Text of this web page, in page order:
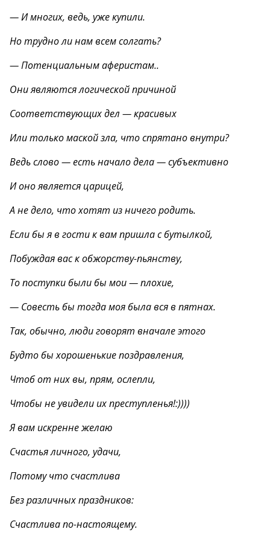
— И многих, ведь, уже купили.
Но трудно ли нам всем солгать?
— Потенциальным аферистам..
Они являются логической причиной
Соответствующих дел — красивых
Или только маской зла, что спрятано внутри?
Ведь слово — есть начало дела — субъективно
И оно является царицей,
А не дело, что хотят из ничего родить.
Если бы я в гости к вам пришла с бутылкой,
Побуждая вас к обжорству-пьянству,
То поступки были бы мои — плохие,
— Совесть бы тогда моя была вся в пятнах.
Так, обычно, люди говорят вначале этого
Будто бы хорошенькие поздравления,
Чтоб от них вы, прям, ослепли,
Чтобы не увидели их преступленья!:))))
Я вам искренне желаю
Счастья личного, удачи,
Потому что счастлива
Без различных праздников:
Счастлива по-настоящему.